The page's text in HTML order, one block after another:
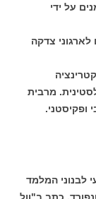
על ידי
צדקה
מרבית
ופקיסטני.
לבנוני המלמד